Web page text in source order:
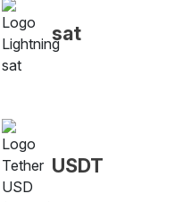
sat
USDT